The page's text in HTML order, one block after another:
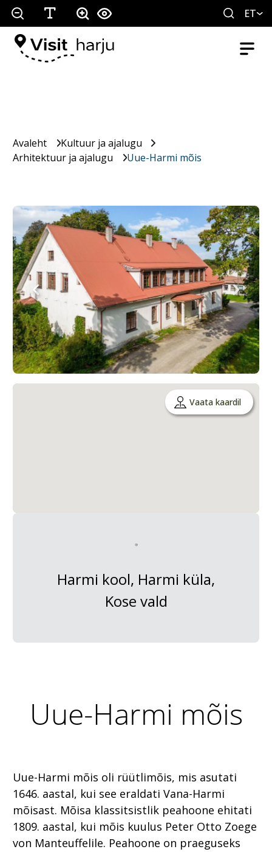
ET
Avaleht
Kultuur ja ajalugu
Arhitektuur ja ajalugu
Uue-Harmi mõis
Vaata kaardil
Harmi kool, Harmi küla,
Kose vald
Uue-Harmi mõis
Uue-Harmi mõis oli rüütlimõis, mis asutati
1646. aastal, kui see eraldati Vana-Harmi
mõisast. Mõisa klassitsistlik peahoone ehitati
1809. aastal, kui mõis kuulus Peter Otto Zoege
von Manteuffelile. Peahoone on praeguseks